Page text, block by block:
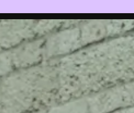
CONCERT CONFERENTIE